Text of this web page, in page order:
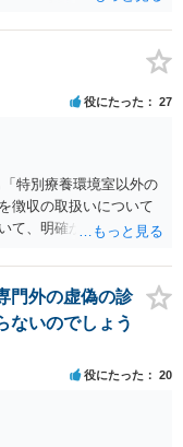
から来ますが、できな
場合については先述の
お考えのほど強いもの
められるものです。 親
べて弱いものです。 生
ったという事情も、扶
役にたった 27
特別療養環境室以外の
徴収の取扱いについて
て、明確かつ懇切丁寧
外の病室の病床が満床
支えない。」と書いて
屋に空きがない等)での
ていません。 「入院の
いに同意しないのであ
例についても「不適切
適切である」と断定も
れていません。ですの
門外の虚偽の診
ないのでしょう
役にたった 20